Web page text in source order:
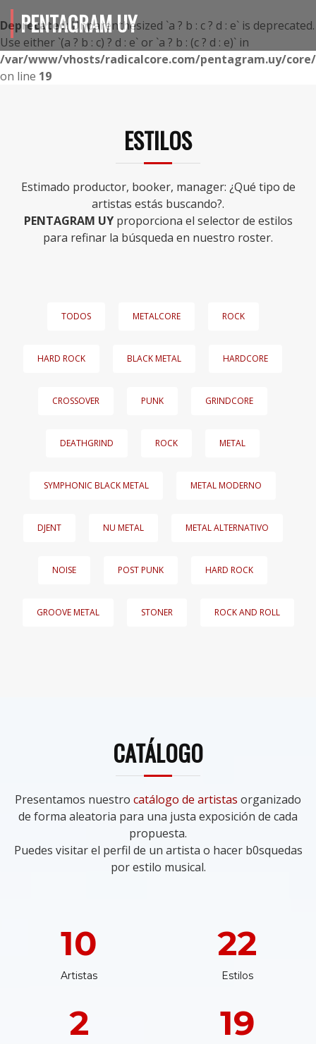
Deprecated: Unparenthesized `a ? b : c ? d : e` is deprecated.
Use either `(a ? b : c) ? d : e` or `a ? b : (c ? d : e)` in
/var/www/vhosts/radicalcore.com/pentagram.uy/
on line 19
PENTAGRAM UY
ESTILOS
Estimado productor, booker, manager: ¿Qué tipo de
artistas estás buscando?.
PENTAGRAM UYproporciona el selector de estilos
para refinar la búsqueda en nuestro roster.
TODOS METALCORE ROCK
HARD ROCK BLACK METAL HARDCORE
CROSSOVER PUNK GRINDCORE
DEATHGRIND ROCK METAL
SYMPHONIC BLACK METAL METAL MODERNO
DJENT NU METAL METAL ALTERNATIVO
NOISE POST PUNK HARD ROCK
GROOVE METAL STONER ROCK AND ROLL
CATÁLOGO
Presentamos nuestro catálogo de artistas organizado
de forma aleatoria para una justa exposición de cada
propuesta.
Puedes visitar el perfil de un artista o hacer b0squedas
por estilo musical.
10
Artistas
22
Estilos
2 19